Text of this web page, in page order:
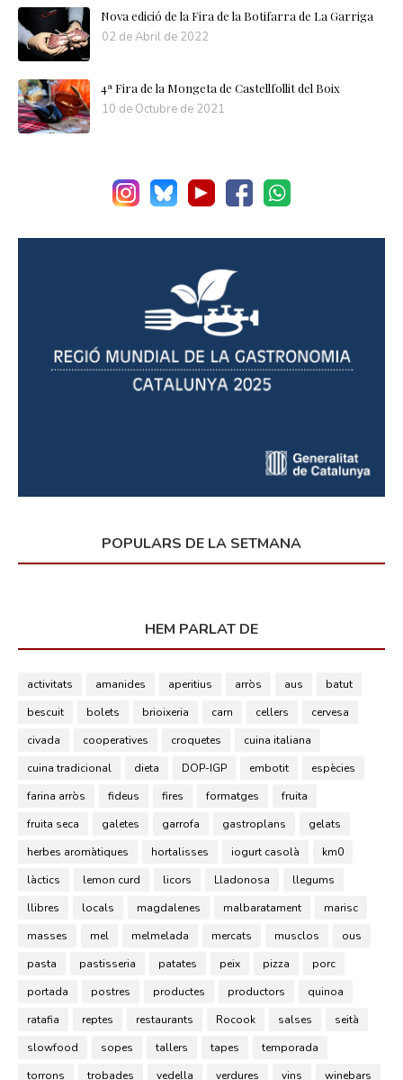
Nova edició de la Fira de la Botifarra de La Garriga
02 de Abril de 2022
4ª Fira de la Mongeta de Castellfollit del Boix
10 de Octubre de 2021
POPULARS DE LA SETMANA
HEM PARLAT DE
activitats amanides aperitius arròs aus
batut
bescuit
bolets brioixeria carn cellers
cervesa
civada
cooperatives croquetes
cuina italiana
cuina tradicional
dieta DOP-IGP embotit
espècies
farina arròs
fideus fires formatges
fruita
fruita seca
galetes garrofa gastroplans
gelats
herbes aromàtiques
hortalisses iogurt casolà
km0
làctics
lemon curd licors Lladonosa
llegums
llibres
locals magdalenes malbaratament
marisc
masses
mel melmelada mercats musclos
ous
pasta
pastisseria patates peix pizza
porc
portada
postres productes productors
quinoa
ratafia
reptes restaurants Rocook salses
seità
slowfood
sopes tallers tapes
temporada
torrons
trobades vedella verdures vins winebars